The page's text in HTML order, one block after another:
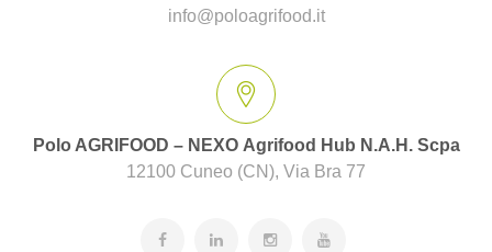
info@poloagrifood.it
Polo AGRIFOOD – NEXO Agrifood Hub N.A.H. Scpa
12100 Cuneo (CN), Via Bra 77